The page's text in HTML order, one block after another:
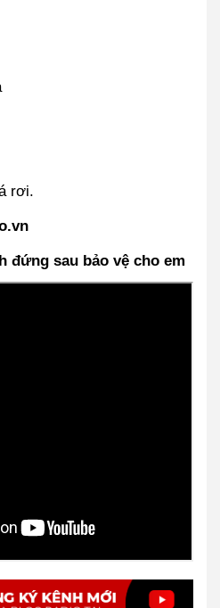
rơi.
đứng sau bảo vệ cho em